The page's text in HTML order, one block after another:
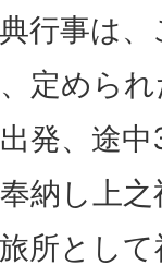
行事は
定めら
発、途
納し上
所とし